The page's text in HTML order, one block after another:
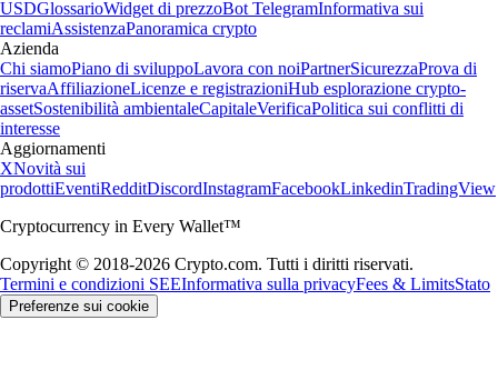
USDGlossarioWidget di prezzoBot TelegramInformativa sui
reclamiAssistenzaPanoramica crypto
Azienda
Chi siamoPiano di sviluppoLavora con noiPartnerSicurezzaProva di
riservaAffiliazioneLicenze e registrazioniHub esplorazione crypto-
assetSostenibilità ambientaleCapitaleVerificaPolitica sui conflitti di
interesse
Aggiornamenti
XNovità sui
prodottiEventiRedditDiscordInstagramFacebookLinkedinTradingView
Cryptocurrency in Every Wallet™
Copyright © 2018-2026 Crypto.com. Tutti i diritti riservati.
Termini e condizioni SEEInformativa sulla privacyFees & LimitsStato
Preferenze sui cookie